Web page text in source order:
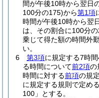
間が午後10時から翌日
100分の175)から第1項
時間が午後10時から翌
は、その割合に100分
乗じて得た額の時間外
い。
6
第3項に規定する7時
る時間について前2項の
時間に対する前項の規
に規定する規則で定め
100」とする。